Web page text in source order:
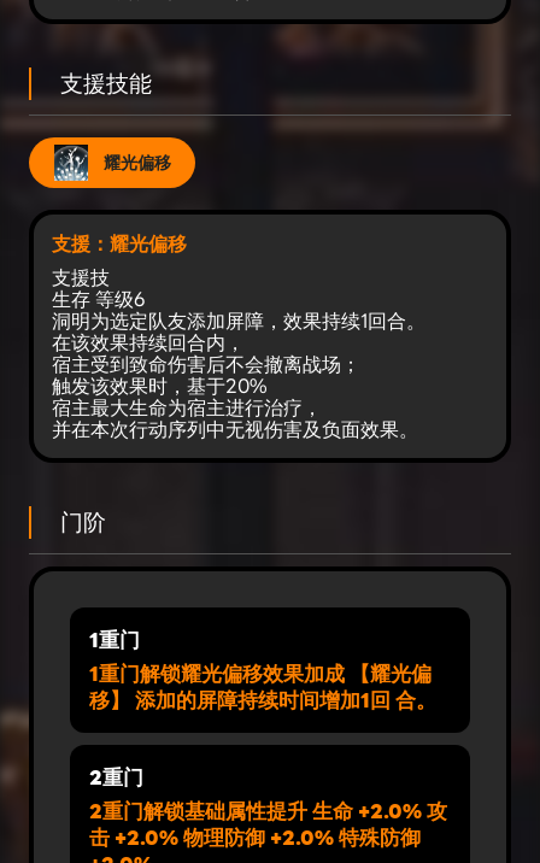
支援技能
耀光偏移
支援：耀光偏移
支援技
生存 等级6﻿
洞明为选定队友添加屏障，效果持续1回合。
在该效果持续回合内，
宿主受到致命伤害后不会撤离战场；
触发该效果时，基于20%
宿主最大生命为宿主进行治疗，
并在本次行动序列中无视伤害及负面效果。
门阶
1重门
1重门解锁耀光偏移效果加成 【耀光偏
移】 添加的屏障持续时间增加1回 合。
2重门
2重门解锁基础属性提升 生命 +2.0% 攻
击 +2.0% 物理防御 +2.0% 特殊防御